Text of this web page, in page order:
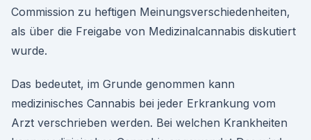
Commission zu heftigen Meinungsverschiedenheiten,
als über die Freigabe von Medizinalcannabis diskutiert
wurde.
Das bedeutet, im Grunde genommen kann
medizinisches Cannabis bei jeder Erkrankung vom
Arzt verschrieben werden. Bei welchen Krankheiten